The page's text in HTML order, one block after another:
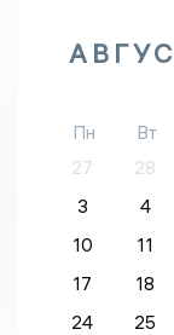
Пн Вт
27
28
3
4
10
11
17
18
24
25